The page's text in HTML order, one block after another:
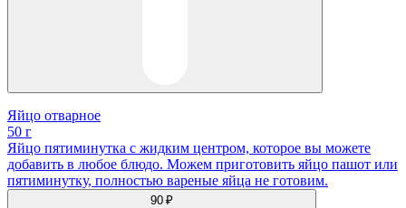
Яйцо отварное
50 г
Яйцо пятиминутка с жидким центром, которое вы можете
добавить в любое блюдо. Можем приготовить яйцо пашот или
пятиминутку, полностью вареные яйца не готовим.
90 ₽